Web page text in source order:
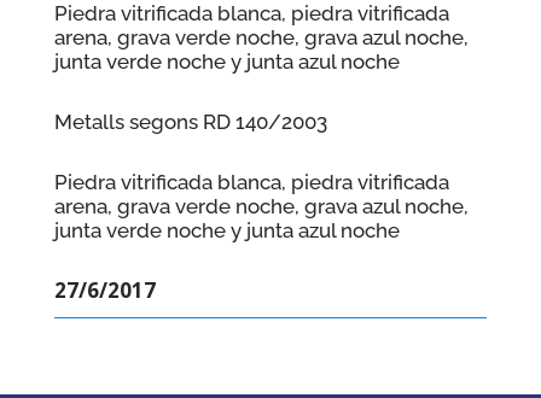
Piedra vitrificada blanca, piedra vitrificada
arena, grava verde noche, grava azul noche,
junta verde noche y junta azul noche
Metalls segons RD 140/2003
Piedra vitrificada blanca, piedra vitrificada
arena, grava verde noche, grava azul noche,
junta verde noche y junta azul noche
27/6/2017